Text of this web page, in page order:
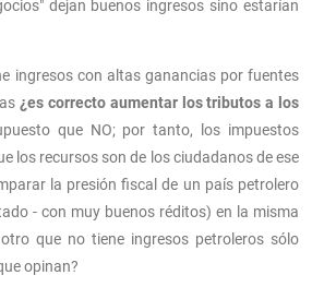
dejan buenos ingresos sino estarían
ingresos con altas ganancias por fuentes
¿es correcto aumentar los tributos a los
que NO; por tanto, los impuestos
los recursos son de los ciudadanos de ese
la presión fiscal de un país petrolero
- con muy buenos réditos) en la misma
que no tiene ingresos petroleros sólo
opinan?